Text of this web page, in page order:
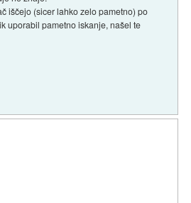
iščejo (sicer lahko zelo pametno) po
uporabil pametno iskanje, našel te